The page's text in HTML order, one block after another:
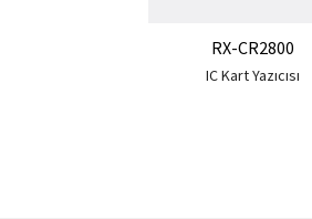
RX-CR2800
IC Kart Yazıcısı